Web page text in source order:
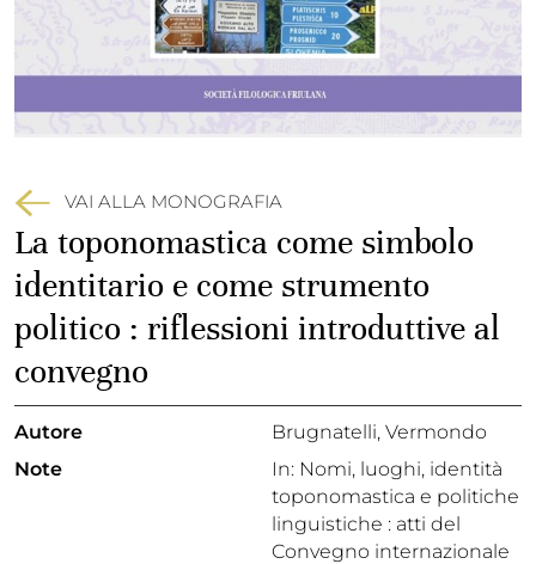
VAI ALLA MONOGRAFIA
La toponomastica come simbolo
identitario e come strumento
politico : riflessioni introduttive al
convegno
Autore
Brugnatelli, Vermondo
Note
In: Nomi, luoghi, identità
toponomastica e politiche
linguistiche : atti del
Convegno internazionale